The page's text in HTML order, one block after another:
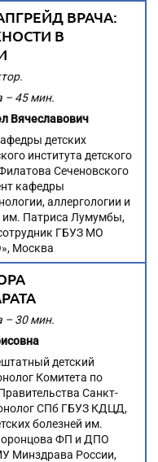
ВРАЧА:
В
– 45 мин.
Вячеславович
детских
института детского
Сеченовского
кафедры
аллергологии и
Патриса Лумумбы,
ГБУЗ МО
Москва
– 30 мин.
детский
Комитета по
Санкт-
СПб ГБУЗ КДЦД,
болезней им.
ФП и ДПО
Минздрава России,